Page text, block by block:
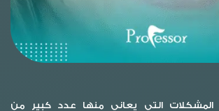
التي يعاني منها عدد كبير من